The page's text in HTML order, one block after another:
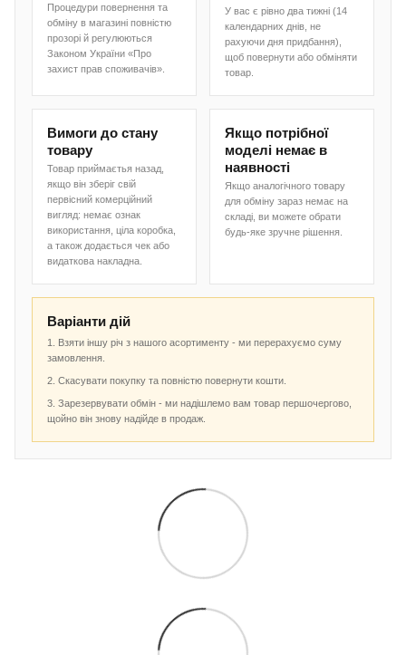
Процедури повернення та
обміну в магазині повністю
прозорі й регулюються
Законом України «Про
захист прав споживачів».
У вас є рівно два тижні (14
календарних днів, не
рахуючи дня придбання),
щоб повернути або обміняти
товар.
Вимоги до стану
товару
Товар приймаєтья назад,
якщо він зберіг свій
первісний комерційний
вигляд: немає ознак
використання, ціла коробка,
а також додається чек або
видаткова накладна.
Якщо потрібної
моделі немає в
наявності
Якщо аналогічного товару
для обміну зараз немає на
складі, ви можете обрати
будь-яке зручне рішення.
Варіанти дій
1. Взяти іншу річ з нашого асортименту - ми перерахуємо суму
замовлення.
2. Скасувати покупку та повністю повернути кошти.
3. Зарезервувати обмін - ми надішлемо вам товар першочергово,
щойно він знову надійде в продаж.